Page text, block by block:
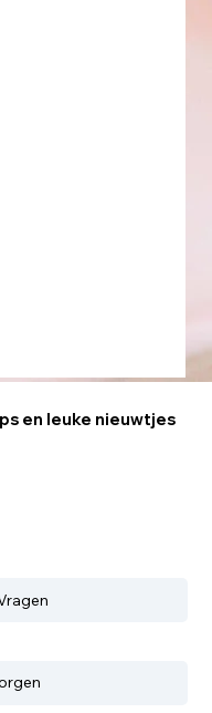
en leuke nieuwtjes